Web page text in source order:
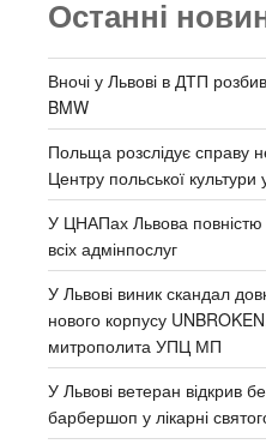
Останні
Вночі у Львові в ДТП
BMW
Польща розслідує справу
Центру польської культури
У ЦНАПах Львова повністю
всіх адмінпослуг
У Львові виник скандал
нового корпусу
митрополита УПЦ МП
У Львові ветеран відкрив
барбершоп у лікарні